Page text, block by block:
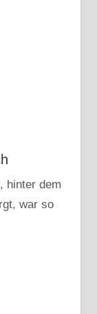
hinter dem
war so